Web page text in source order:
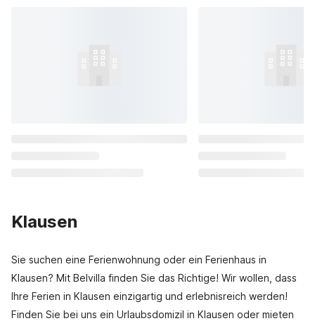
Klausen
Sie suchen eine Ferienwohnung oder ein Ferienhaus in
Klausen? Mit Belvilla finden Sie das Richtige! Wir wollen, dass
Ihre Ferien in Klausen einzigartig und erlebnisreich werden!
Finden Sie bei uns ein Urlaubsdomizil in Klausen oder mieten